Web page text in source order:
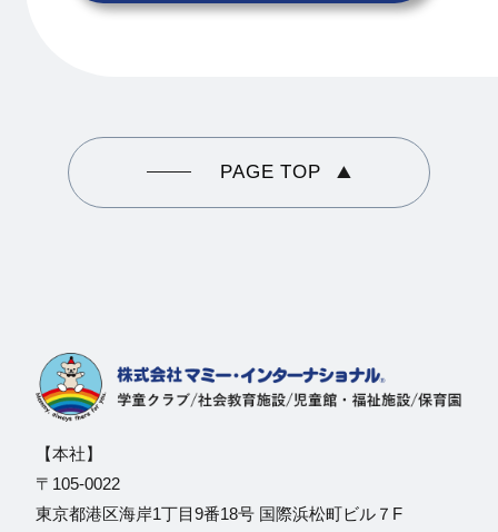
PAGE TOP
【本社】
〒105-0022
東京都港区海岸1丁目9番18号 国際浜松町ビル７F